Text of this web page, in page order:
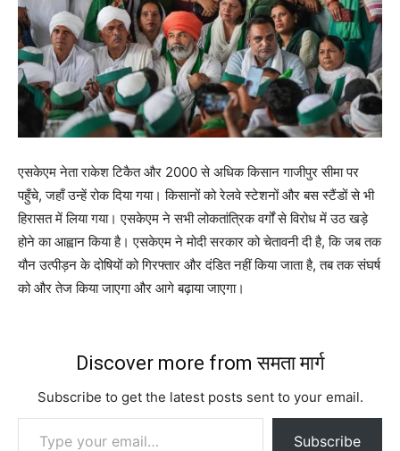
एसकेएम नेता राकेश टिकैत और 2000 से अधिक किसान गाजीपुर सीमा पर
पहुँचे, जहाँ उन्हें रोक दिया गया। किसानों को रेलवे स्टेशनों और बस स्टैंडों से भी
हिरासत में लिया गया। एसकेएम ने सभी लोकतांत्रिक वर्गों से विरोध में उठ खड़े
होने का आह्वान किया है। एसकेएम ने मोदी सरकार को चेतावनी दी है, कि जब तक
यौन उत्पीड़न के दोषियों को गिरफ्तार और दंडित नहीं किया जाता है, तब तक संघर्ष
को और तेज किया जाएगा और आगे बढ़ाया जाएगा।
Discover more from समता मार्ग
Subscribe to get the latest posts sent to your email.
Type your email…
Subscribe